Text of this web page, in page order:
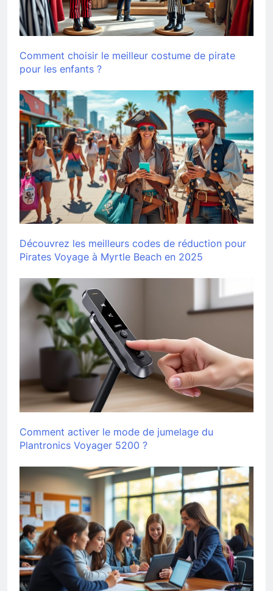
Comment choisir le meilleur costume de pirate
pour les enfants ?
Découvrez les meilleurs codes de réduction pour
Pirates Voyage à Myrtle Beach en 2025
Comment activer le mode de jumelage du
Plantronics Voyager 5200 ?